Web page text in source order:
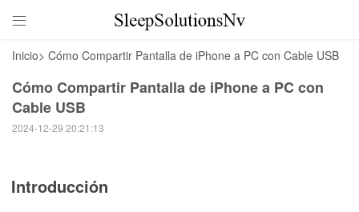

Inicio> Cómo Compartir Pantalla de iPhone a PC con Cable USB
Cómo Compartir Pantalla de iPhone a PC con
Cable USB
2024-12-29 20:21:13
Introducción